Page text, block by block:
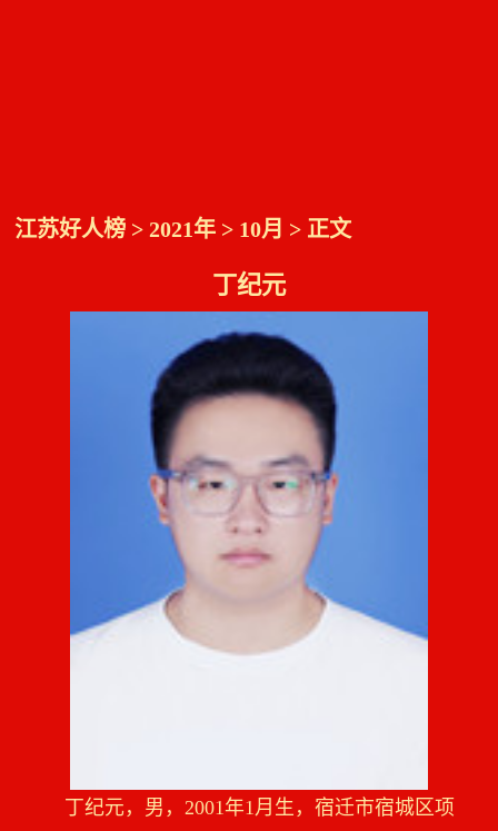
江苏好人榜 >2021年 > 10月 > 正文
丁纪元
丁纪元，男，2001年1月生，宿迁市宿城区项